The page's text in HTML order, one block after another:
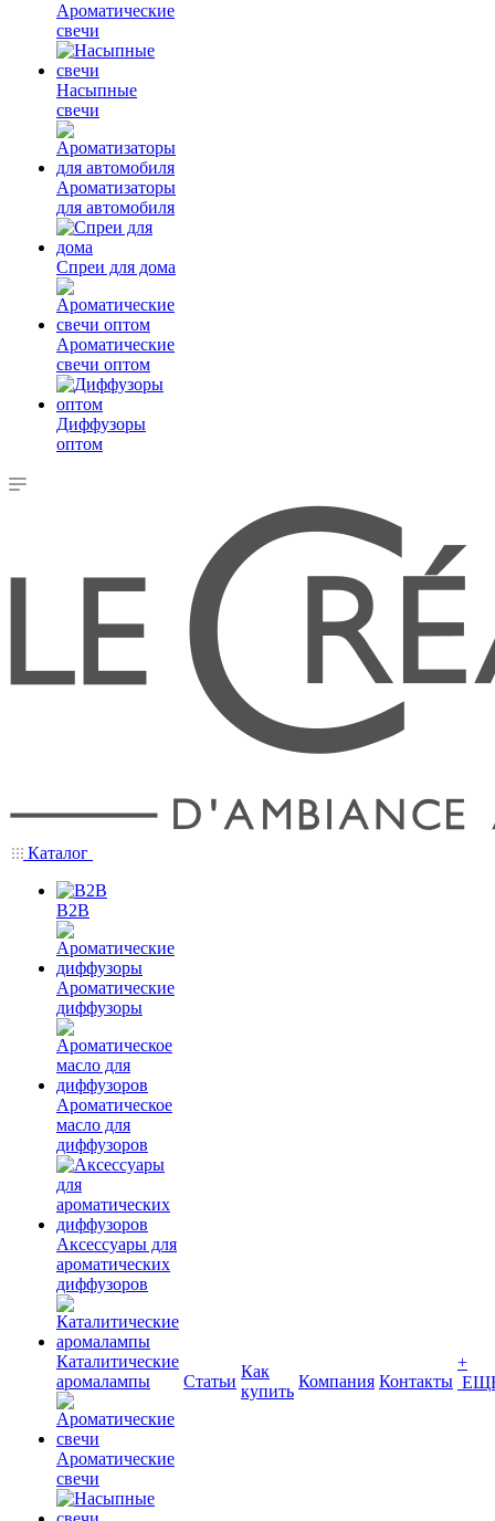
Ароматические
свечи
Насыпные
свечи
Ароматизаторы
для автомобиля
Спреи для дома
Ароматические
свечи оптом
Диффузоры
оптом
Каталог
B2B
Ароматические
диффузоры
Ароматическое
масло для
диффузоров
Аксессуары для
ароматических
диффузоров
Каталитические
аромалампы
Ароматические
свечи
Статьи
Как
купить
Компания Контакты
+